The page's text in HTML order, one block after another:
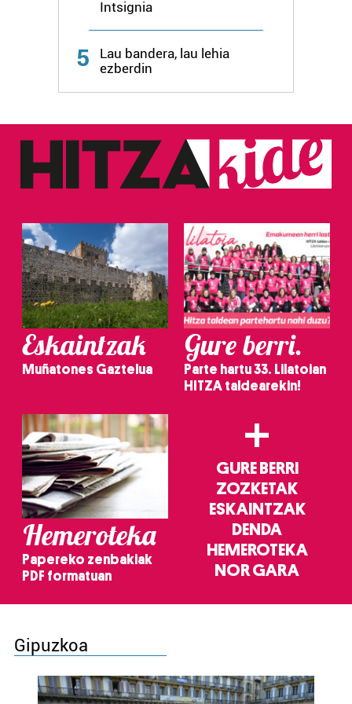
Intsignia
5
Lau bandera, lau lehia
ezberdin
Eskaintzak
Muñatones Gaztelua
Gure berri.
Parte hartu 33. Lilatoian
HITZA taldearekin!
Hemeroteka
Papereko zenbakiak
PDF formatuan
+
GURE BERRI
ZOZKETAK
ESKAINTZAK
DENDA
HEMEROTEKA
NOR GARA
Gipuzkoa